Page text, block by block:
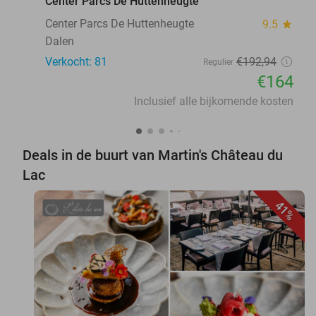
Center Parcs De Huttenheugte
9.5 star
Dalen
Verkocht: 81
Regulier €192,94
€164
Inclusief alle bijkomende kosten
Deals in de buurt van Martin's Château du
Lac
41%